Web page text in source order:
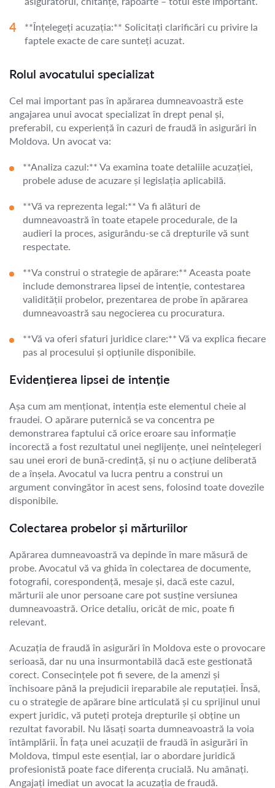
**Înțelegeți acuzația:** Solicitați clarificări cu privire la
faptele exacte de care sunteți acuzat.
Rolul avocatului specializat
Cel mai important pas în apărarea dumneavoastră este
angajarea unui avocat specializat în drept penal și,
preferabil, cu experiență în cazuri de fraudă în asigurări în
Moldova. Un avocat va:
**Analiza cazul:** Va examina toate detaliile acuzației,
probele aduse de acuzare și legislația aplicabilă.
**Vă va reprezenta legal:** Va fi alături de
dumneavoastră în toate etapele procedurale, de la
audieri la proces, asigurându-se că drepturile vă sunt
respectate.
**Va construi o strategie de apărare:** Aceasta poate
include demonstrarea lipsei de intenție, contestarea
validității probelor, prezentarea de probe în apărarea
dumneavoastră sau negocierea cu procuratura.
**Vă va oferi sfaturi juridice clare:** Vă va explica fiecare
pas al procesului și opțiunile disponibile.
Evidențierea lipsei de intenție
Așa cum am menționat, intenția este elementul cheie al
fraudei. O apărare puternică se va concentra pe
demonstrarea faptului că orice eroare sau informație
incorectă a fost rezultatul unei neglijențe, unei neînțelegeri
sau unei erori de bună-credință, și nu o acțiune deliberată
de a înșela. Avocatul va lucra pentru a construi un
argument convingător în acest sens, folosind toate dovezile
disponibile.
Colectarea probelor și mărturiilor
Apărarea dumneavoastră va depinde în mare măsură de
probe. Avocatul vă va ghida în colectarea de documente,
fotografii, corespondență, mesaje și, dacă este cazul,
mărturii ale unor persoane care pot susține versiunea
dumneavoastră. Orice detaliu, oricât de mic, poate fi
relevant.
Acuzația de fraudă în asigurări în Moldova este o provocare
serioasă, dar nu una insurmontabilă dacă este gestionată
corect. Consecințele pot fi severe, de la amenzi și
închisoare până la prejudicii ireparabile ale reputației. Însă,
cu o strategie de apărare bine articulată și cu sprijinul unui
expert juridic, vă puteți proteja drepturile și obține un
rezultat favorabil. Nu lăsați soarta dumneavoastră la voia
întâmplării. În fața unei acuzații de fraudă în asigurări în
Moldova, timpul este esențial, iar o abordare juridică
profesionistă poate face diferența crucială. Nu amânați.
Angajați imediat un avocat la acuzația de fraudă.